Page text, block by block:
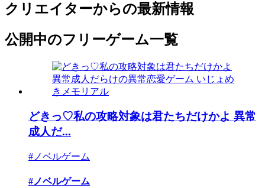
クリエイターからの最新情報
公開中のフリーゲーム一覧
どきっ♡私の攻略対象は君たちだけかよ 異常
成人だ...
#ノベルゲーム
#ノベルゲーム